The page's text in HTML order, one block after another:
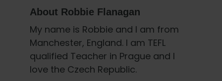
About Robbie Flanagan
My name is Robbie and I am from
Manchester, England. I am TEFL
qualified Teacher in Prague and I
love the Czech Republic.